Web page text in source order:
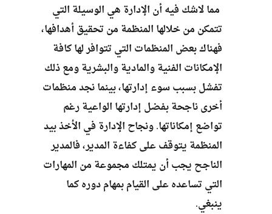
مما لاشك فيه أن الإدارة هي الوسيلة التي
تتمكن من خلالها المنظمة من تحقيق أهدافها،
فهناك بعض المنظمات التي تتوافر لها كافة
الإمكانات الفنية والمادية والبشرية ومع ذلك
تفشل بسبب سوء إدارتها، بينما نجد منظمات
أخرى ناجحة بفضل إدارتها الواعية رغم
تواضع إمكاناتها. ونجاح الإدارة في الأخذ بيد
المنظمة يتوقف على كفاءة المدير، فالمدير
الناجح يجب أن يمتلك مجموعة من المهارات
التي تساعده على القيام بمهام دوره كما
ينبغي.